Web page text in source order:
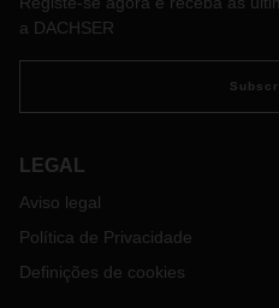
a DACHSER
LEGAL
Aviso legal
Política de Privacidade
Definições de cookies